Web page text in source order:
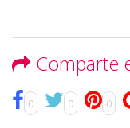
Comparte
0 0 0